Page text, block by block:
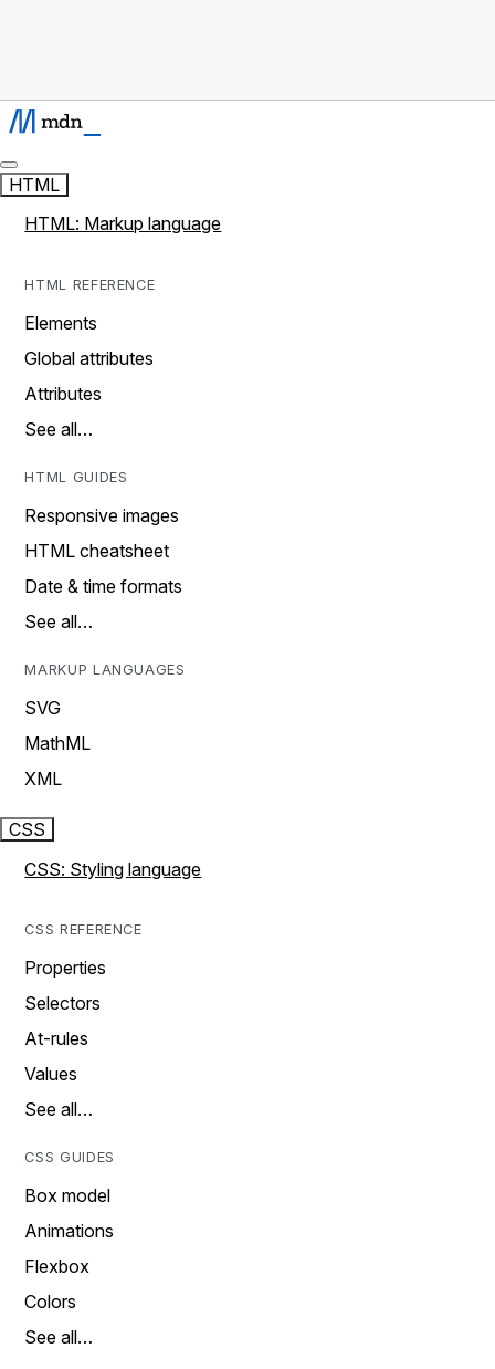
HTML
HTML: Markup language
HTML REFERENCE
Elements
Global attributes
Attributes
See all…
HTML GUIDES
Responsive images
HTML cheatsheet
Date & time formats
See all…
MARKUP LANGUAGES
SVG
MathML
XML
CSS
CSS: Styling language
CSS REFERENCE
Properties
Selectors
At-rules
Values
See all…
CSS GUIDES
Box model
Animations
Flexbox
Colors
See all…